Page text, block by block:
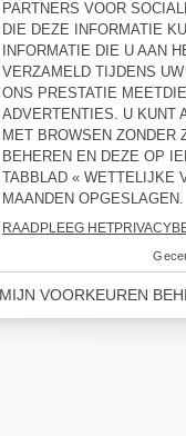
KINDERENMANTEL JAZY